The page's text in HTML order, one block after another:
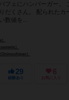
フェにハンバーガー。
だくさん。 配られたカ
数値を...
）
Onimochipan）
29
経験あり
6
お気に入り